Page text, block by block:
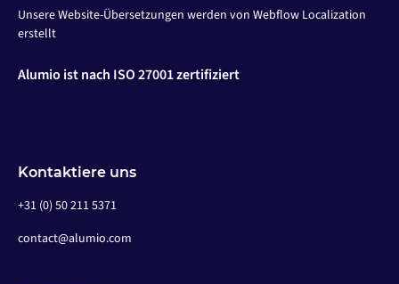
Unsere Website-Übersetzungen werden von Webflow Localization
erstellt
Alumio ist nach ISO 27001 zertifiziert
Kontaktiere uns
+31 (0) 50 211 5371
contact@alumio.com